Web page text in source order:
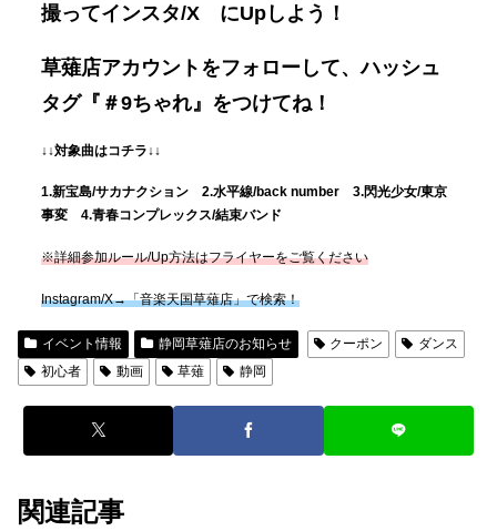
撮ってインスタ/X にUpしよう！
草薙店アカウントをフォローして、ハッシュ
タグ『＃9ちゃれ』をつけてね！
↓↓対象曲はコチラ↓↓
1.新宝島/サカナクション 2.水平線/back number 3.閃光少女/東京
事変 4.青春コンプレックス/結束バンド
※詳細参加ルール/Up方法はフライヤーをご覧ください
Instagram/X→「音楽天国草薙店」で検索！
イベント情報 静岡草薙店のお知らせ クーポン
ダンス
初心者
動画 草薙 静岡
関連記事